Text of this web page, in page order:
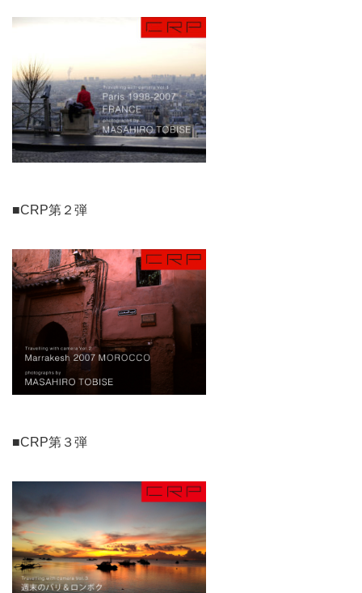
■CRP第２弾
■CRP第３弾